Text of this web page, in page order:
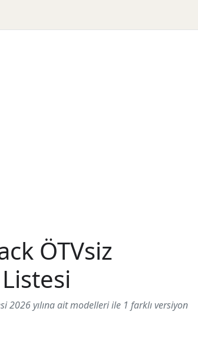
ÖTVsiz
2026 yılına ait modelleri ile 1 farklı versiyon